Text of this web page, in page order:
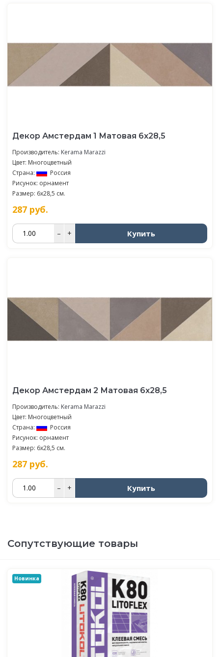
Декор Амстердам 1 Матовая 6х28,5
Производитель: Kerama Marazzi
Цвет: Многоцветный
Страна:
Россия
Рисунок: орнамент
Размер: 6x28,5 см.
287 руб.
– + Купить
Декор Амстердам 2 Матовая 6х28,5
Производитель: Kerama Marazzi
Цвет: Многоцветный
Страна:
Россия
Рисунок: орнамент
Размер: 6x28,5 см.
287 руб.
– + Купить
Сопутствующие товары
Новинка